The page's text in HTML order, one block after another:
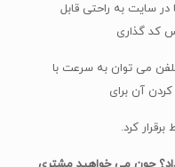
سایت به راحتی قابل
کد گذاری
می توان به سرعت با
آن برای
کرد.